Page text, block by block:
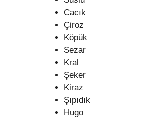
Cacık
Çiroz
Köpük
Sezar
Kral
Şeker
Kiraz
Şıpıdık
Hugo